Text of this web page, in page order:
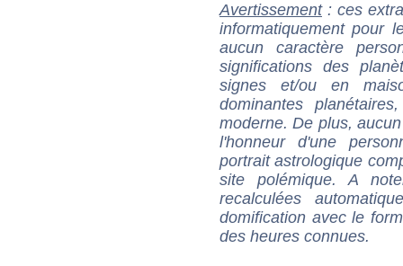
Avertissement: ces
informatiquement pour
aucun caractère
significations des
signes et/ou en
dominantes
moderne. De plus,
l'honneur d'une
portrait astrologique
site polémique. A
recalculées
domification avec le
des heures connues.